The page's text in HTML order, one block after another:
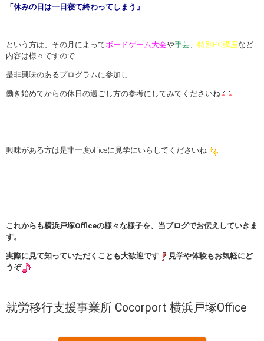
「休みの日は一日寝て終わってしまう」
という方は、その月によってボードゲーム大会や手芸、 特別PC講座など
内容は様々ですので
是非興味のあるプログラムに参加し
働き始めてからの休日の過ごし方の参考にしてみてくださいね
興味がある方は是非一度officeに見学にいらしてくださいね
これからも横浜戸塚Officeの様々な様子を、当ブログでお伝えしていきま
す。
実際に見て知っていただくことも大歓迎です
見学や体験もお気軽にど
うぞ
就労移行支援事業所 Cocorport 横浜戸塚Office